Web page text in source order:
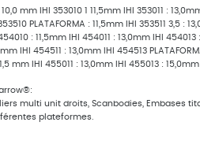
mm IHI 353010 1 11,5mm IHI 353011 :
PLATAFORMA : 11,5mm IHI 353511 3,5 :
: 11,5mm IHI 454011 : 13,0mm IHI
IHI 454511 : 13,0mm IHI 454513
mm IHI 455011 : 13,0mm IHI 455013 :
multi unit droits, Scanbodies, Embases
plateformes.